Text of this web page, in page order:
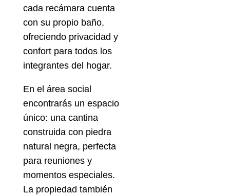
cada recámara cuenta
con su propio baño,
ofreciendo privacidad y
confort para todos los
integrantes del hogar.
En el área social
encontrarás un espacio
único: una cantina
construida con piedra
natural negra, perfecta
para reuniones y
momentos especiales.
La propiedad también